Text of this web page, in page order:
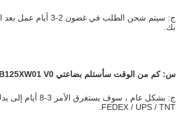
ج: سيتم شحن الطلب في غضون
بك.
س: كم من الوقت سأستلم بضاعتي B125XW01 V0
FEDEX / UPS / TNT.